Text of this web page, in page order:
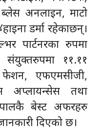
ब्लेस अनलाइन, माटो
डर्मा रहेकाछन्।
पार्टनरका रुपमा
संयुक्तरुपमा ११.११
फेशन, एफएमसीजी,
अप्लायन्सेस तथा
बेस्ट अफरहरु
दिएको छ।